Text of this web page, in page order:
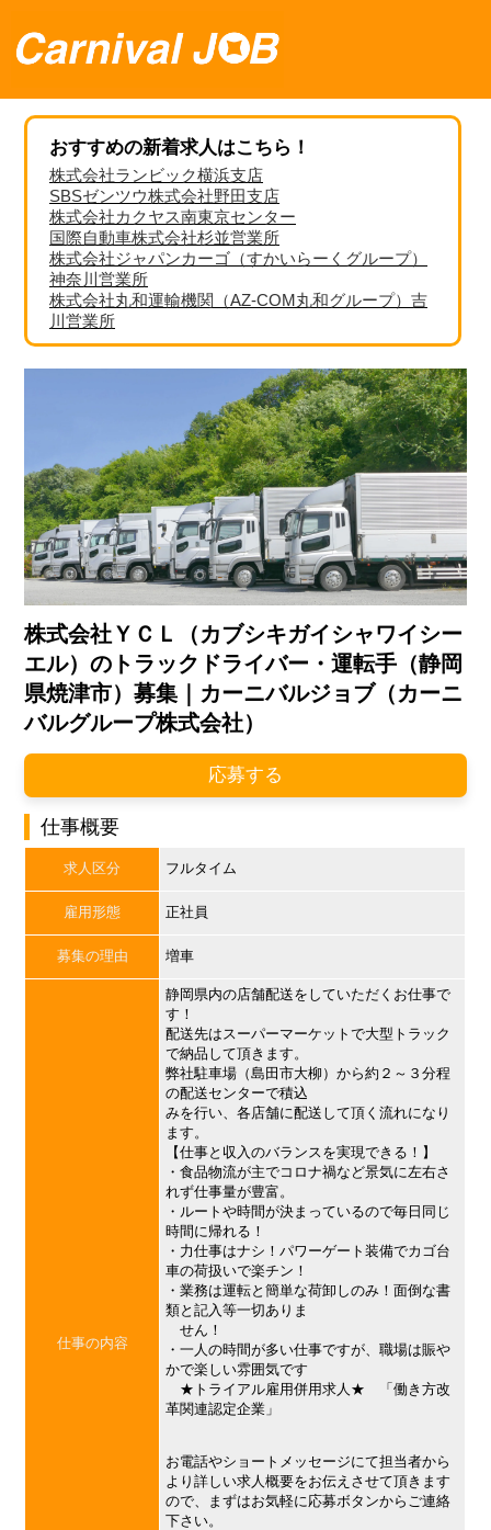
おすすめの新着求人はこちら！
株式会社ランビック横浜支店
SBSゼンツウ株式会社野田支店
株式会社カクヤス南東京センター
国際自動車株式会社杉並営業所
株式会社ジャパンカーゴ（すかいらーくグループ）
神奈川営業所
株式会社丸和運輸機関（AZ-COM丸和グループ）吉
川営業所
株式会社ＹＣＬ（カブシキガイシャワイシー
エル）のトラックドライバー・運転手（静岡
県焼津市）募集｜カーニバルジョブ（カーニ
バルグループ株式会社）
応募する
仕事概要
求人区分 フルタイム
雇用形態 正社員
募集の理由 増車
仕事の内容
静岡県内の店舗配送をしていただくお仕事で
す！
配送先はスーパーマーケットで大型トラック
で納品して頂きます。
弊社駐車場（島田市大柳）から約２～３分程
の配送センターで積込
みを行い、各店舗に配送して頂く流れになり
ます。
【仕事と収入のバランスを実現できる！】
・食品物流が主でコロナ禍など景気に左右さ
れず仕事量が豊富。
・ルートや時間が決まっているので毎日同じ
時間に帰れる！
・力仕事はナシ！パワーゲート装備でカゴ台
車の荷扱いで楽チン！
・業務は運転と簡単な荷卸しのみ！面倒な書
類と記入等一切ありま
せん！
・一人の時間が多い仕事ですが、職場は賑や
かで楽しい雰囲気です
★トライアル雇用併用求人★ 「働き方改
革関連認定企業」
お電話やショートメッセージにて担当者から
より詳しい求人概要をお伝えさせて頂きます
ので、まずはお気軽に応募ボタンからご連絡
下さい。